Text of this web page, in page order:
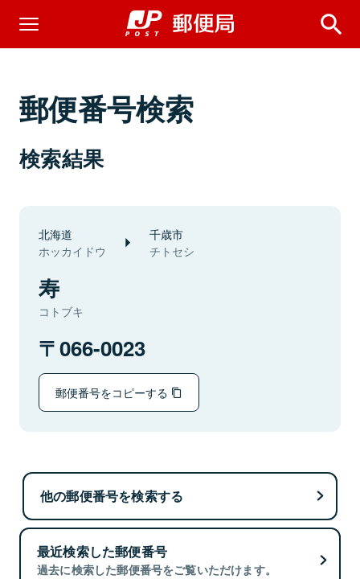
郵便番号検索
検索結果
北海道
ホッカイドウ
千歳市
チトセシ
寿
コトブキ
066-0023
郵便番号をコピーする
他の郵便番号を検索する
最近検索した郵便番号
過去に検索した郵便番号をご覧いただけます。